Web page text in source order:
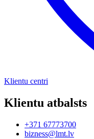
Klientu centri
Klientu atbalsts
+371 67773700
bizness@lmt.lv